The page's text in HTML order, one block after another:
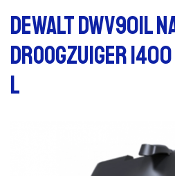
Dewalt DWV901L
droogzuiger
L